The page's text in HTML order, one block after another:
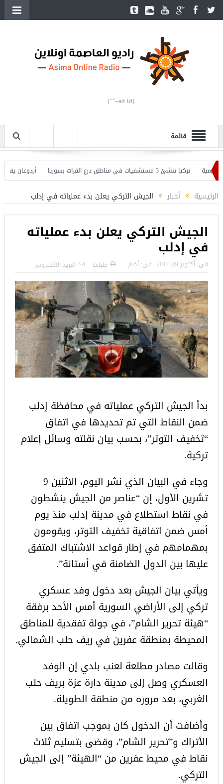
[ad id=""]
قائمة
تركيا تنشئ 3 مستشفيات في مناطق درع الفرات بسوريا
أردوغان يفتتح
الرئيسية أخبار الجيش التركي يعلن بدء عملياته في إدلب
الجيش التركي يعلن بدء عملياته
في إدلب
فى: أكتوبر 09, 2017 فى: أخبار طباعة البريد الالكترونى
بدأ الجيش التركي عملياته في محافظة إدلب
ضمن النقاط التي تم تحديدها في اتفاق
“تخفيف التوتر”، بحسب بيان نقلته وسائل إعلام
تركية.
وجاء في البيان الذي نشر اليوم، الاثنين 9
تشرين الأول، إن “عناصر من الجيش ينشطون
في نقاط استطلاع في مدينة إدلب منذ يوم
أمس ضمن اتفاقية تخفيف التوتر، ويقومون
بمهمامهم في إطار قواعد الاشتباك المتفق
عليها بين الدول الضامنة في أستانة”.
ويأتي بيان الجيش بعد دخول وفد عسكري
تركي إلى الأراضي السورية أمس الأحد برفقة
“هيئة تحرير الشام”، في جولة تفقدية للمناطق
المحيطة بمنطقة عفرين في ريف حلب الشمالي.
وقالت مصادر مطلعة لعنب بلدي إن الوفد
العسكري وصل إلى مدينة دارة عزة بريف حلب
الغربي، بعد مروره من منطقة الطويلة.
وأضافت أن الدخول كان بموجب اتفاق بين
الأتراك و”تحرير الشام”، وقضى بتسليم ثلاث
نقاط في محيط عفرين من “الهيئة” إلى الجيش
التركي.